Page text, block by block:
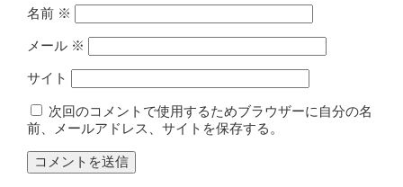
名前 ※
メール ※
サイト
次回のコメントで使用するためブラウザーに自分の名
前、メールアドレス、サイトを保存する。